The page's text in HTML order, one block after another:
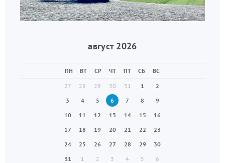
август 2026
ПН ВТ СР ЧТ ПТ СБ
ВС
27
28 29 30 31 1
2
3
4 5 6 7 8
9
10
11 12 13 14 15
16
17
18 19 20 21 22
23
24
25 26 27 28 29
30
31
1 2 3 4 5 6